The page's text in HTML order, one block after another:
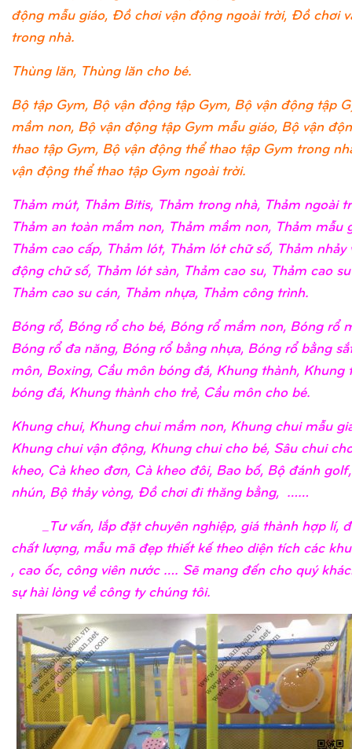
động mẫu giáo, Đồ chơi vận động ngoài trời, Đồ chơi
trong nhà.
Thùng lăn, Thùng lăn cho bé.
Bộ tập Gym, Bộ vận động tập Gym, Bộ vận động tập
mầm non, Bộ vận động tập Gym mẫu giáo, Bộ vận
thao tập Gym, Bộ vận động thể thao tập Gym trong
vận động thể thao tập Gym ngoài trời.
Thảm mút, Thảm Bitis, Thảm trong nhà, Thảm ngoài
Thảm an toàn mầm non, Thảm mầm non, Thảm mẫu
Thảm cao cấp, Thảm lót, Thảm lót chữ số, Thảm nhảy
động chữ số, Thảm lót sàn, Thảm cao su, Thảm cao
Thảm cao su cán, Thảm nhựa, Thảm công trình.
Bóng rổ, Bóng rổ cho bé, Bóng rổ mầm non, Bóng rổ
Bóng rổ đa năng, Bóng rổ bằng nhựa, Bóng rổ bằng
môn, Boxing, Cầu môn bóng đá, Khung thành, Khung
bóng đá, Khung thành cho trẻ, Cầu môn cho bé.
Khung chui, Khung chui mầm non, Khung chui mẫu
Khung chui vận động, Khung chui cho bé, Sâu chui
kheo, Cà kheo đơn, Cà kheo đôi, Bao bố, Bộ đánh
nhún, Bộ thảy vòng, Đồ chơi đi thăng bằng, ……
_Tư vấn, lắp đặt chuyên nghiệp, giá thành hợp lí,
chất lượng, mẫu mã đẹp thiết kế theo diện tích các
, cao ốc, công viên nước …. Sẽ mang đến cho quý
sự hài lòng về công ty chúng tôi.